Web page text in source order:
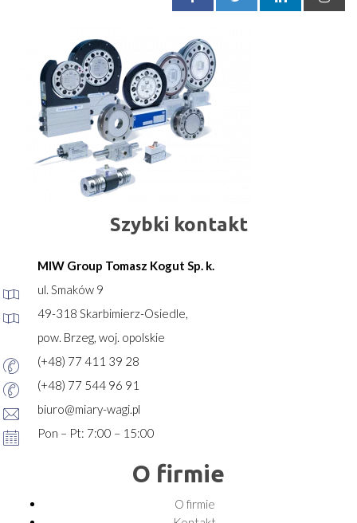
Szybki kontakt
MIW Group Tomasz Kogut Sp. k.
ul. Smaków 9
49-318 Skarbimierz-Osiedle,
pow. Brzeg, woj. opolskie
(+48) 77 411 39 28
(+48) 77 544 96 91
biuro@miary-wagi.pl
Pon – Pt: 7:00 – 15:00
O firmie
O firmie